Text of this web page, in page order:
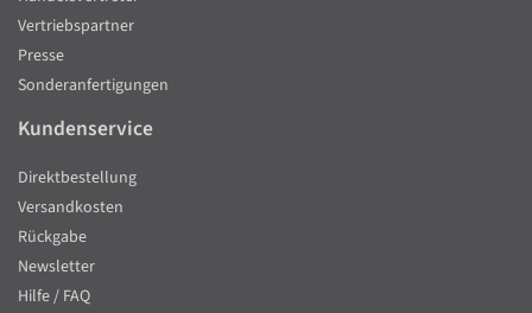
Vertriebspartner
Presse
Sonderanfertigungen
Kundenservice
Direktbestellung
Versandkosten
Rückgabe
Newsletter
Hilfe / FAQ